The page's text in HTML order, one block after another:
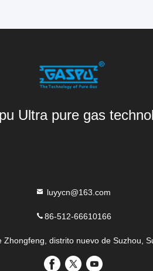
Ultra pure gas
luyycn@163.com
86-512-66610166
Zhongfeng, distrito nuevo de Suzhou,